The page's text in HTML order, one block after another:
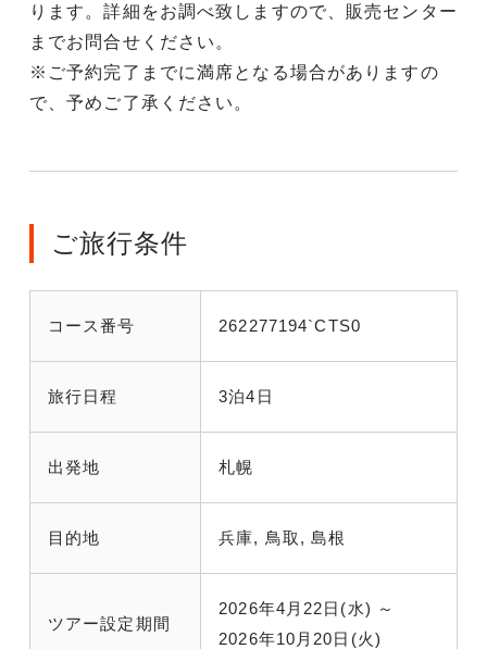
ります。詳細をお調べ致しますので、販売センター
までお問合せください。
※ご予約完了までに満席となる場合がありますの
で、予めご了承ください。
ご旅行条件
コース番号 262277194`CTS0
旅行日程 3泊4日
出発地 札幌
目的地 兵庫, 鳥取, 島根
ツアー設定期間
2026年4月22日(水) ～
2026年10月20日(火)